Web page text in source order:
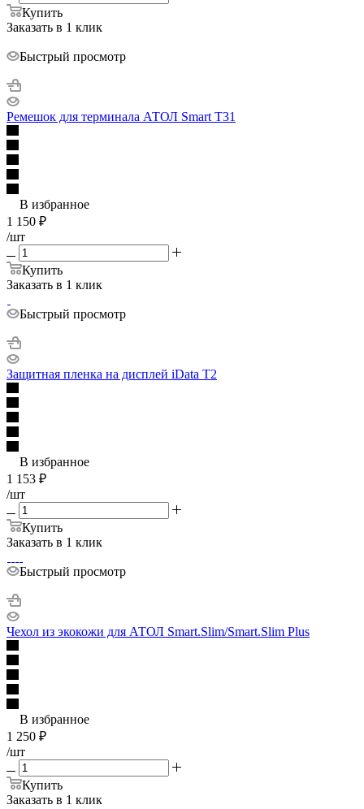
Купить
Заказать в 1 клик
Быстрый просмотр
Ремешок для терминала АТОЛ Smart T31
В избранное
1 150 ₽
/шт
Купить
Заказать в 1 клик
Быстрый просмотр
Защитная пленка на дисплей iData T2
В избранное
1 153 ₽
/шт
Купить
Заказать в 1 клик
Быстрый просмотр
Чехол из экокожи для АТОЛ Smart.Slim/Smart.Slim Plus
В избранное
1 250 ₽
/шт
Купить
Заказать в 1 клик